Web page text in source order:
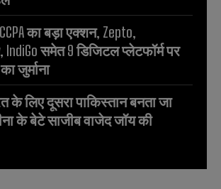
का बड़ा एक्शन, Zepto,
IndiGo समेत 9 डिजिटल प्लेटफॉर्म पर
जुर्माना
के लिए दूसरा पाकिस्तान बनता जा
के बेटे साजीब वाजेद जॉय की